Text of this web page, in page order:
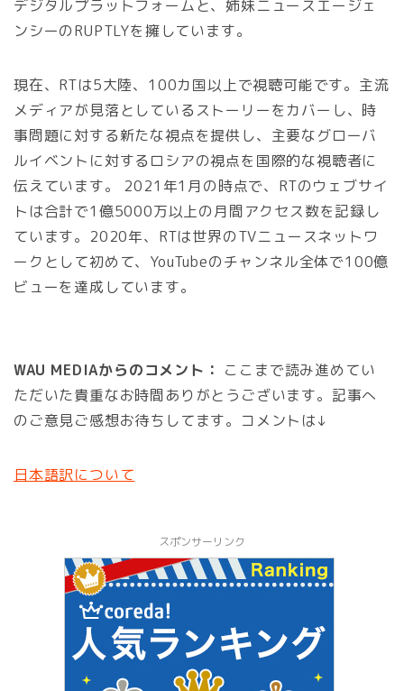
デジタルプラットフォームと、姉妹ニュースエージェ
ンシーのRUPTLYを擁しています。
現在、RTは5大陸、100カ国以上で視聴可能です。主流
メディアが見落としているストーリーをカバーし、時
事問題に対する新たな視点を提供し、主要なグローバ
ルイベントに対するロシアの視点を国際的な視聴者に
伝えています。 2021年1月の時点で、RTのウェブサイ
トは合計で1億5000万以上の月間アクセス数を記録し
ています。2020年、RTは世界のTVニュースネットワ
ークとして初めて、YouTubeのチャンネル全体で100億
ビューを達成しています。
WAU MEDIAからのコメント： ここまで読み進めてい
ただいた貴重なお時間ありがとうございます。記事へ
のご意見ご感想お待ちしてます。コメントは↓
日本語訳について
スポンサーリンク